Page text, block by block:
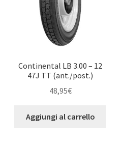
Continental LB 3.00 – 12
47J TT (ant./post.)
48,95€
Aggiungi al carrello